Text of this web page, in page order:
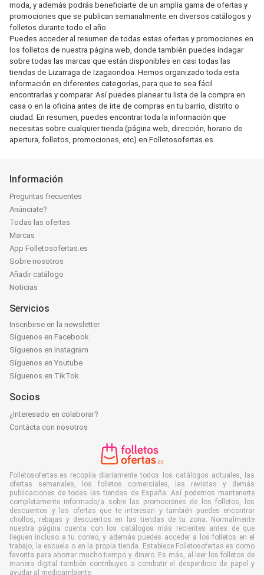
moda, y además podrás beneficiarte de un amplia gama de ofertas y
promociones que se publican semanalmente en diversos catálogos y
folletos durante todo el año.
Puedes acceder al resumen de todas estas ofertas y promociones en
los folletos de nuestra página web, donde también puedes indagar
sobre todas las marcas que están disponibles en casi todas las
tiendas de Lizarraga de Izagaondoa. Hemos organizado toda esta
información en diferentes categorías, para que te sea fácil
encontrarlas y comparar. Así puedes planear tu lista de la compra en
casa o en la oficina antes de irte de compras en tu barrio, distrito o
ciudad. En resumen, puedes encontrar toda la información que
necesitas sobre cualquier tienda (página web, dirección, horario de
apertura, folletos, promociones, etc) en Folletosofertas.es.
Información
Preguntas frecuentes
Anúnciate?
Todas las ofertas
Marcas
App Folletosofertas.es
Sobre nosotros
Añadir catálogo
Noticias
Servicios
Inscribirse en la newsletter
Síguenos en Facebook
Síguenos en Instagram
Síguenos en Youtube
Síguenos en TikTok
Socios
¿Interesado en colaborar?
Contácta con nosotros
Folletosofertas.es recopila diariamente todos los catálogos actuales, las
ofertas semanales, los folletos comerciales, las revistas y demás
publicaciones de todas las tiendas de España. Así podemos mantenerte
completamente informado/a sobre las promociones de los folletos, los
descuentos y las ofertas que te interesan y también puedes encontrar
chollos, rebajas y descuentos en las tiendas de tu zona. Normalmente
nuestra página cuenta con los catálogos más recientes antes de que
lleguen incluso a tu correo, y además puedes acceder a los folletos en el
trabajo, la escuela o en la propia tienda. Establece Folletosofertas.es como
favorita para ahorrar mucho tiempo y dinero. Es más, al leer los folletos de
manera digital también contribuyes a combatir el desperdicio de papel y
ayudar al medioambiente.